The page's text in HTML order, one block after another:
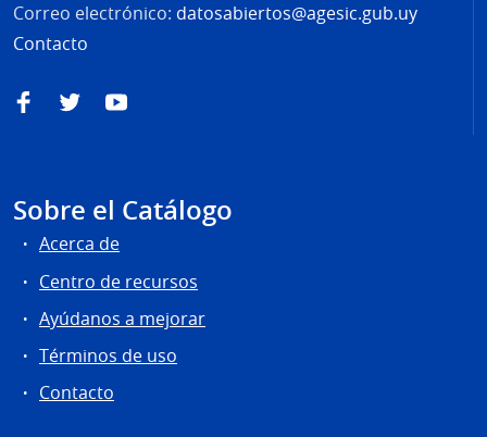
Correo electrónico: datosabiertos@agesic.gub.uy
Contacto
FacebookTwitterYouTube
Sobre el Catálogo
Acerca de
Centro de recursos
Ayúdanos a mejorar
Términos de uso
Contacto